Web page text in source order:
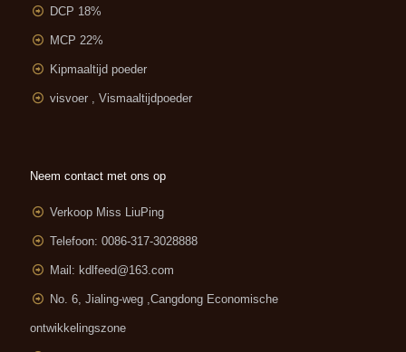
DCP 18%
MCP 22%
Kipmaaltijd poeder
visvoer , Vismaaltijdpoeder
Neem contact met ons op
Verkoop Miss LiuPing
Telefoon: 0086-317-3028888
Mail: kdlfeed@163.com
No. 6, Jialing-weg ,Cangdong Economische
ontwikkelingszone